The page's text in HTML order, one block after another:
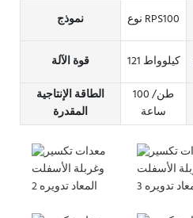
نموذج نوع RPS100
قوة الآلة
121 كيلوواط
الطاقة الإنتاجية
المقدرة
100 طن/
ساعة